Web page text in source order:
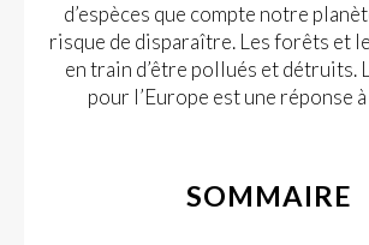
d’espèces que compte notre
risque de disparaître. Les forêts et
en train d’être pollués et détruits.
pour l’Europe est une réponse
SOMMAIRE